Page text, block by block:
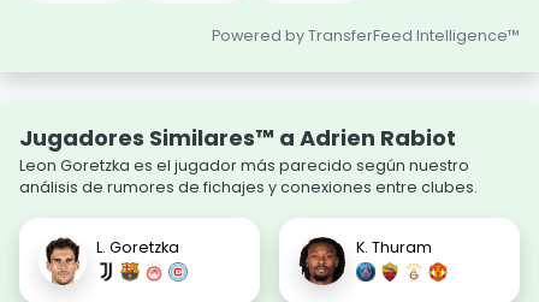
Powered by TransferFeed Intelligence™
Jugadores Similares™ a Adrien Rabiot
Leon Goretzka es el jugador más parecido según nuestro
análisis de rumores de fichajes y conexiones entre clubes.
L. Goretzka K. Thuram